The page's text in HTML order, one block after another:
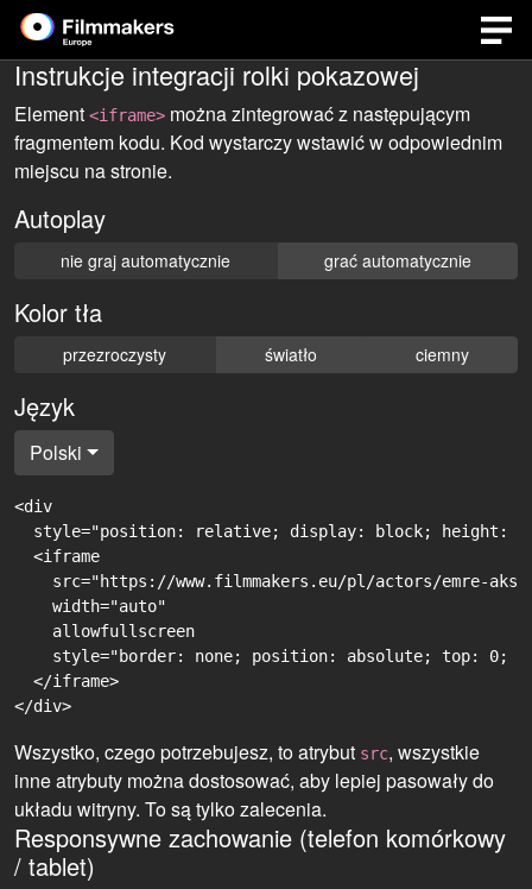
Instrukcje integracji rolki pokazowej
Element <iframe> można zintegrować z następującym
fragmentem kodu. Kod wystarczy wstawić w odpowiednim
miejscu na stronie.
Autoplay
nie graj automatycznie grać automatycznie
Kolor tła
przezroczysty światło ciemny
Język
Polski
<div
style="position: relative; display: block; height:
  <iframe
src="https://www.filmmakers.eu/pl/actors/emre-
    width="auto"
    allowfullscreen
style="border: none; position: absolute; top: 0;
  </iframe>
Wszystko, czego potrzebujesz, to atrybut src, wszystkie
inne atrybuty można dostosować, aby lepiej pasowały do
układu witryny. To są tylko zalecenia.
Responsywne zachowanie (telefon komórkowy
/ tablet)